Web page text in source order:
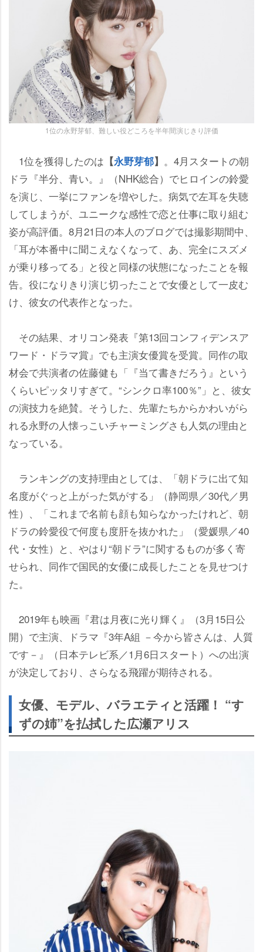
1位の永野芽郁、難しい役どころを半年間演じきり評価
1位を獲得したのは 【永野芽郁】 。4月スタートの朝
ドラ『半分、青い。』（NHK総合）でヒロインの鈴愛
を演じ、一挙にファンを増やした。病気で左耳を失聴
してしまうが、ユニークな感性で恋と仕事に取り組む
姿が高評価。8月21日の本人のブログでは撮影期間中、
「耳が本番中に聞こえなくなって、あ、完全にスズメ
が乗り移ってる」と役と同様の状態になったことを報
告。役になりきり演じ切ったことで女優として一皮む
け、彼女の代表作となった。
その結果、オリコン発表『第13回コンフィデンスア
ワード・ドラマ賞』でも主演女優賞を受賞。同作の取
材会で共演者の佐藤健も「『当て書きだろう』という
くらいピッタリすぎて。“シンクロ率100％”」と、彼女
の演技力を絶賛。そうした、先輩たちからかわいがら
れる永野の人懐っこいチャーミングさも人気の理由と
なっている。
ランキングの支持理由としては、「朝ドラに出て知
名度がぐっと上がった気がする」（静岡県／30代／男
性）、「これまで名前も顔も知らなかったけれど、朝
ドラの鈴愛役で何度も度肝を抜かれた」（愛媛県／40
代・女性）と、やはり“朝ドラ”に関するものが多く寄
せられ、同作で国民的女優に成長したことを見せつけ
た。
2019年も映画『君は月夜に光り輝く』（3月15日公
開）で主演、ドラマ『3年A組 －今から皆さんは、人質
です－』（日本テレビ系／1月6日スタート）への出演
が決定しており、さらなる飛躍が期待される。
女優、モデル、バラエティと活躍！ “す
ずの姉”を払拭した広瀬アリス